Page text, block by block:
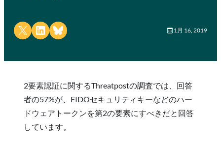
Share on X Share on LinkedIn
Share on Bluesky 1月 16, 2019
2要素認証に関するThreatpostの調査では、回答
者の57%が、FIDOセキュリティキーなどのハー
ドウェアトークンを第2の要素にすべきだと回答
しています。